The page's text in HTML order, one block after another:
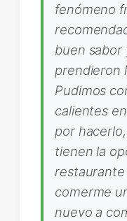
fenómeno
buen sabor
prendieron
Pudimos
calientes
por
tienen la
comerme
nuevo a